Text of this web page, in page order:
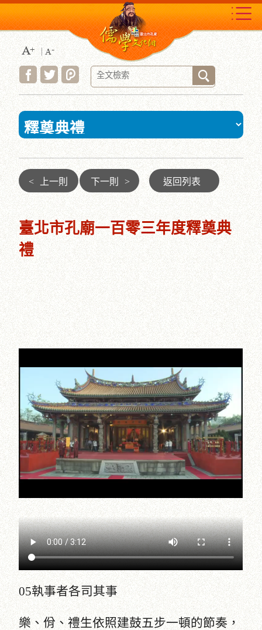
到
主
要
內
容
區
塊
:::
< 上一則 下一則 > 返回列表
臺北市孔廟一百零三年度釋奠典
禮
05執事者各司其事
樂、佾、禮生依照建鼓五步一頓的節奏，